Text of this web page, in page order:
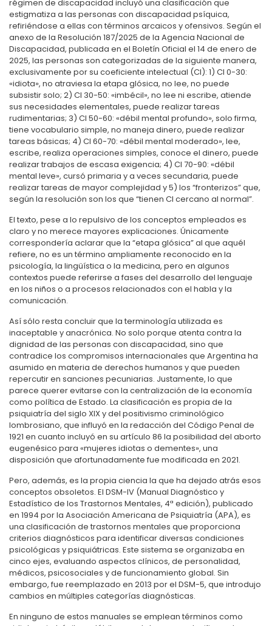
régimen de discapacidad incluyó una clasificación que
estigmatiza a las personas con discapacidad psíquica,
refiriéndose a ellas con términos arcaicos y ofensivos. Según el
anexo de la Resolución 187/2025 de la Agencia Nacional de
Discapacidad, publicada en el Boletín Oficial el 14 de enero de
2025, las personas son categorizadas de la siguiente manera,
exclusivamente por su coeficiente intelectual (CI): 1) CI 0-30:
«idiota», no atraviesa la etapa glósica, no lee, no puede
subsistir solo; 2) CI 30-50: «imbécil», no lee ni escribe, atiende
sus necesidades elementales, puede realizar tareas
rudimentarias; 3) CI 50-60: «débil mental profundo», solo firma,
tiene vocabulario simple, no maneja dinero, puede realizar
tareas básicas; 4) CI 60-70: «débil mental moderado», lee,
escribe, realiza operaciones simples, conoce el dinero, puede
realizar trabajos de escasa exigencia; 4) CI 70-90: «débil
mental leve», cursó primaria y a veces secundaria, puede
realizar tareas de mayor complejidad y 5) los “fronterizos” que,
según la resolución son los que “tienen CI cercano al normal”.
El texto, pese a lo repulsivo de los conceptos empleados es
claro y no merece mayores explicaciones. Únicamente
correspondería aclarar que la “etapa glósica” al que aquél
refiere, no es un término ampliamente reconocido en la
psicología, la lingüística o la medicina, pero en algunos
contextos puede referirse a fases del desarrollo del lenguaje
en los niños o a procesos relacionados con el habla y la
comunicación.
Así sólo resta concluir que la terminología utilizada es
inaceptable y anacrónica. No solo porque atenta contra la
dignidad de las personas con discapacidad, sino que
contradice los compromisos internacionales que Argentina ha
asumido en materia de derechos humanos y que pueden
repercutir en sanciones pecuniarias. Justamente, lo que
parece querer evitarse con la centralización de la economía
como política de Estado. La clasificación es propia de la
psiquiatría del siglo XIX y del positivismo criminológico
lombrosiano, que influyó en la redacción del Código Penal de
1921 en cuanto incluyó en su artículo 86 la posibilidad del aborto
eugenésico para «mujeres idiotas o dementes», una
disposición que afortunadamente fue modificada en 2021.
Pero, además, es la propia ciencia la que ha dejado atrás esos
conceptos obsoletos. El DSM-IV (Manual Diagnóstico y
Estadístico de los Trastornos Mentales, 4ª edición), publicado
en 1994 por la Asociación Americana de Psiquiatría (APA), es
una clasificación de trastornos mentales que proporciona
criterios diagnósticos para identificar diversas condiciones
psicológicas y psiquiátricas. Este sistema se organizaba en
cinco ejes, evaluando aspectos clínicos, de personalidad,
médicos, psicosociales y de funcionamiento global. Sin
embargo, fue reemplazado en 2013 por el DSM-5, que introdujo
cambios en múltiples categorías diagnósticas.
En ninguno de estos manuales se emplean términos como